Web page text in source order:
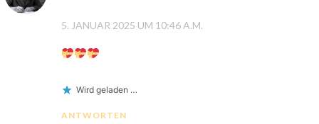
5. JANUAR 2025 UM 10:46 A.M.
Wird geladen …
ANTWORTEN